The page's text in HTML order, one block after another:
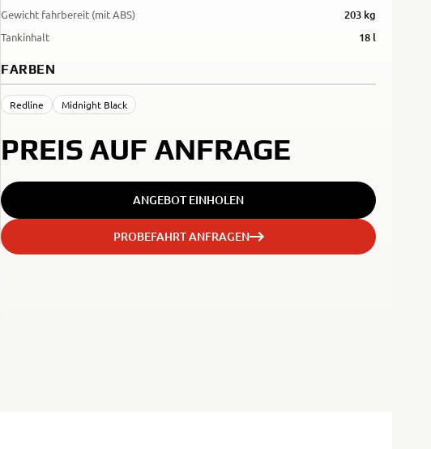
Gewicht fahrbereit (mit ABS) 203 kg
Tankinhalt 18 l
FARBEN
Redline Midnight Black
PREIS AUF ANFRAGE
ANGEBOT EINHOLEN
PROBEFAHRT ANFRAGEN